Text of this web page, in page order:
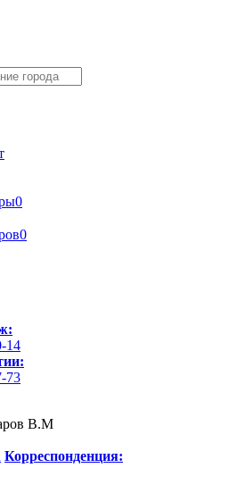
0
0
14
73
В.М
Корреспонденция: